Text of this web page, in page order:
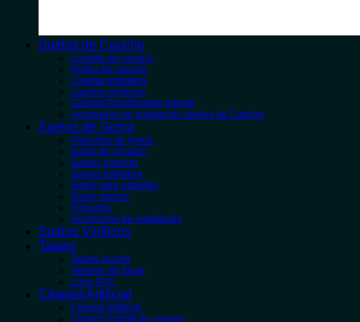
Suelos de Caucho
Losetas de caucho
Rollos de caucho
Losetas infantiles
Caucho contínuo
Césped Amortiguado Infantil
Accesorios de instalación suelos de Caucho
Suelos de Goma
Planchas de goma
Suelo de círculos
Suelos checker
Suelos estribera
Suelo para caballos
Suelo rugoso
Felpudos
Accesorios de instalación
Suelos Vinílicos
Tatami
Tatami puzzle
Tatamis sin forrar
Lona PVC
Césped Artificial
Césped artificial
Césped infantil de colores